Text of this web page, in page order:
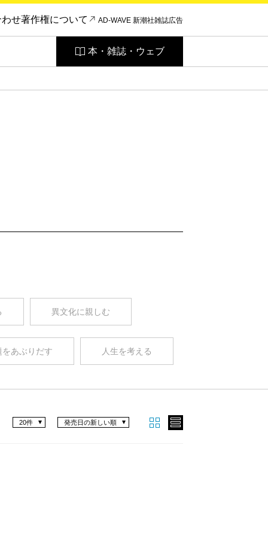
せ著作権について AD-WAVE 新潮社雑誌広告
本・雑誌・ウェブ
異文化に親しむ
あぶりだす 人生を考える
発売日の新しい順
20件